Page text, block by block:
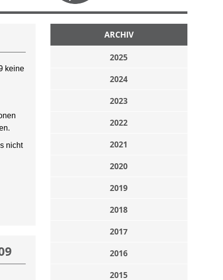
ARCHIV
2025
2024
2023
2022
2021
2020
2019
2018
2017
2016
2015
keine
nicht